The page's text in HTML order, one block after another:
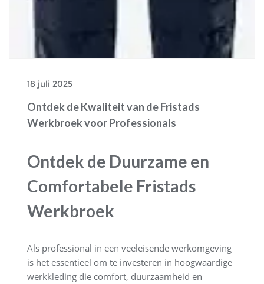
18 juli 2025
Ontdek de Kwaliteit van de Fristads
Werkbroek voor Professionals
Ontdek de Duurzame en
Comfortabele Fristads
Werkbroek
Als professional in een veeleisende werkomgeving
is het essentieel om te investeren in hoogwaardige
werkkleding die comfort, duurzaamheid en